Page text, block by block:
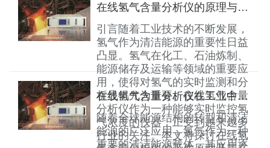
在线氢气含量分析仪的原理与应用探索
引言随着工业技术的不断发展，
氢气作为清洁能源的重要性日益
凸显。氢气在化工、石油炼制、
能源储存及运输等领域的重要应
用，使得对氢气的实时监测和分
析显得尤为重要。在线氢气含量
分析仪作为一种能够实时监控氢
气浓度的仪器，正受到越来越多
行业的关注。本文将探讨在线氢
在线氢气含量分析仪在工业中的重要性
随着全球能源结构的转型和清洁
能源的广泛应用，氢气作为一种
重要的清洁能源载体，其应用逐